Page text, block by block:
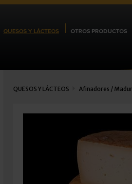
QUESOS Y LÁCTEOS OTROS PRODUCTOS
QUESOS Y LÁCTEOS Afinadores /